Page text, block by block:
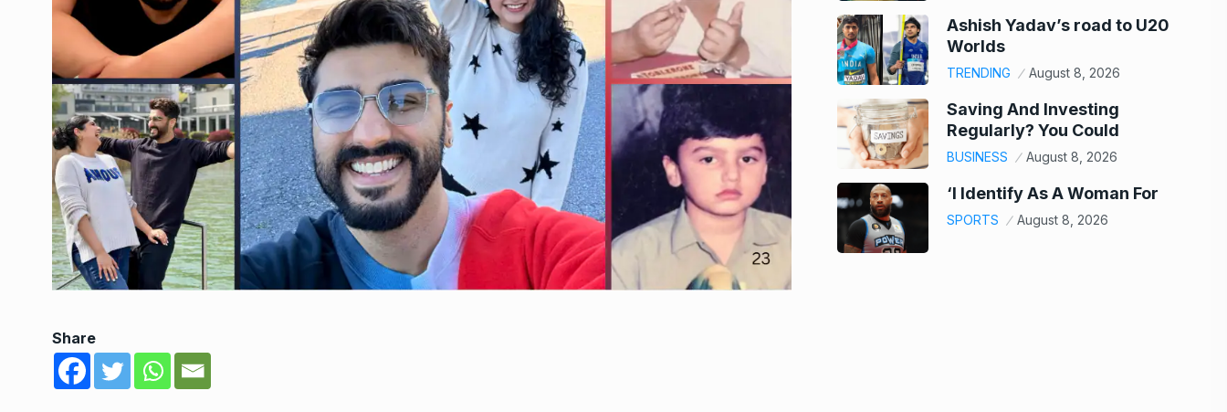
Share
Ashish Yadav’s road to U20
Worlds
TRENDING August 8, 2026
Saving And Investing
Regularly? You Could
BUSINESS August 8, 2026
‘I Identify As A Woman For
SPORTS August 8, 2026